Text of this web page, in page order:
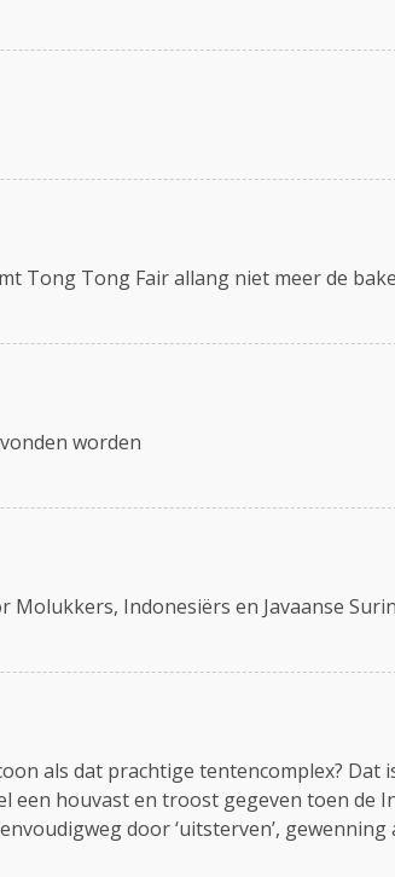
Tong Tong Fair allang niet meer de
worden
Indonesiërs en Javaanse
als dat prachtige tentencomplex? Dat
een houvast en troost gegeven toen de
door ‘uitsterven’, gewenning